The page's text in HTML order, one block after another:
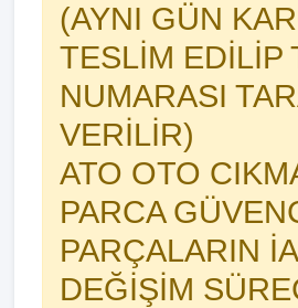
(AYNI GÜN
TESLİM EDİLİP
NUMARASI
VERİLİR)
ATO OTO
PARCA
PARÇALARIN
DEĞİŞİM